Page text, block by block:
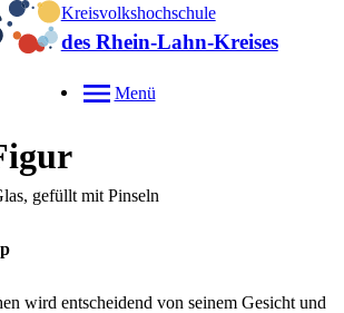
Kreisvolkshochschule
des Rhein-Lahn-Kreises
Menü
wird entscheidend von seinem Gesicht und